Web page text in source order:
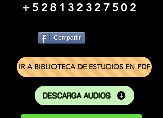
+528132327502
Compartir
IR A BIBLIOTECA DE ESTUDIOS EN PDF
DESCARGA AUDIOS